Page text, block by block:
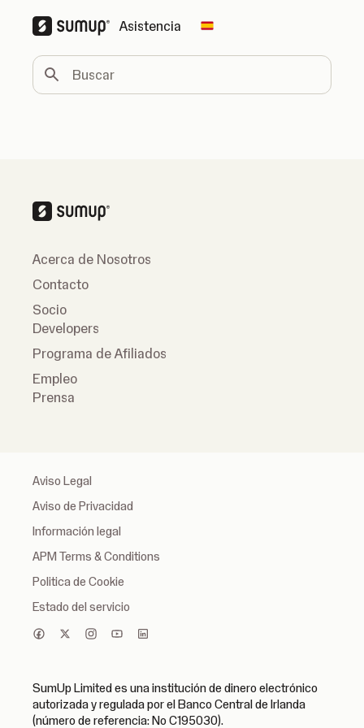
Asistencia Change country
Buscar
Acerca de Nosotros
Contacto
Socio
Developers
Programa de Afiliados
Empleo
Prensa
Aviso Legal
Aviso de Privacidad
Información legal
APM Terms & Conditions
Politica de Cookie
Estado del servicio
SumUp Limited es una institución de dinero electrónico
autorizada y regulada por el Banco Central de Irlanda
(número de referencia: No C195030).